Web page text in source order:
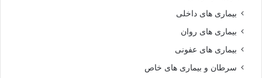
بیماری های داخلی
بیماری های روان‌
بیماری های عفونی
سرطان و بیماری های خاص